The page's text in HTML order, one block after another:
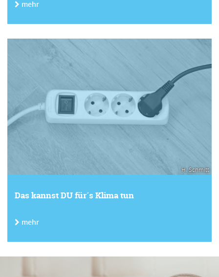
mehr
H. Schmitt
Das kannst DU für´s Klima tun
mehr